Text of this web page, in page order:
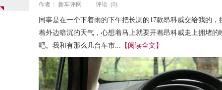
作者： 新车评网 评论 (0)
同事是在一个下着雨的下午把长测的17款昂科威交给我的
着外边暗沉的天气，心想着马上就要开着昂科威走上拥堵
吧。我和有那么几台车市... 【阅读全文】